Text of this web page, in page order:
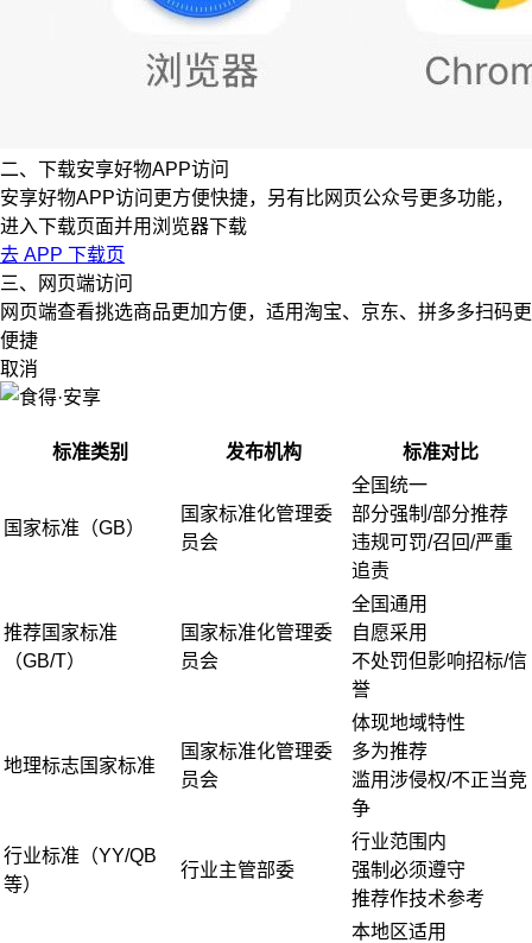
二、下载安享好物APP访问
安享好物APP访问更方便快捷，另有比网页公众号更多功能，
进入下载页面并用浏览器下载
去 APP 下载页
三、网页端访问
网页端查看挑选商品更加方便，适用淘宝、京东、拼多多扫码更
便捷
取消
标准类别 发布机构 标准对比
国家标准（GB）
国家标准化管理委
员会
全国统一
部分强制/部分推荐
违规可罚/召回/严重
追责
推荐国家标准
（GB/T）
国家标准化管理委
员会
全国通用
自愿采用
不处罚但影响招标/信
誉
地理标志国家标准
国家标准化管理委
员会
体现地域特性
多为推荐
滥用涉侵权/不正当竞
争
行业标准（YY/QB
等）
行业主管部委
行业范围内
强制必须遵守
推荐作技术参考
本地区适用